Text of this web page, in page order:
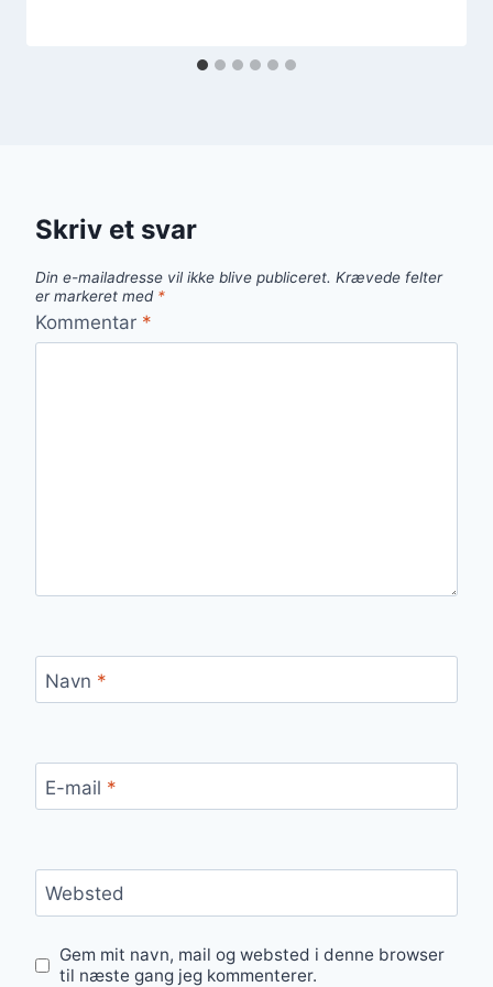
Skriv et svar
Din e-mailadresse vil ikke blive publiceret. Krævede felter
er markeret med *
Kommentar *
Navn *
E-mail *
Websted
Gem mit navn, mail og websted i denne browser
til næste gang jeg kommenterer.